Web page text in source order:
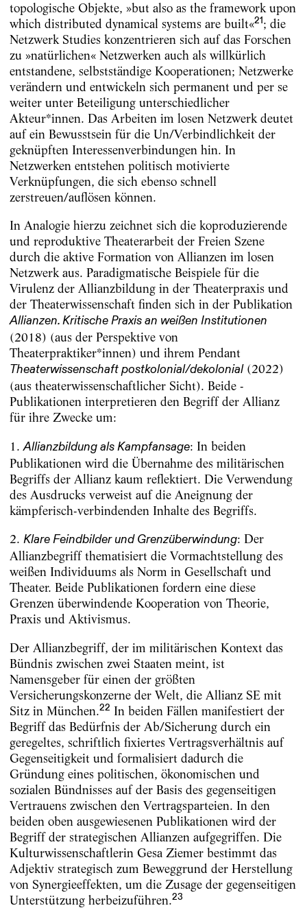
topologische Objekte, »but also as the framework upon
which distributed dynamical systems are built«21; die
Netzwerk Studies konzentrieren sich auf das Forschen
zu »natürlichen« Netzwerken auch als willkürlich
entstandene, selbstständige Kooperationen; Netzwerke
verändern und entwickeln sich permanent und per se
weiter unter Beteiligung unterschiedlicher
Akteur*innen. Das Arbeiten im losen Netzwerk deutet
auf ein Bewusstsein für die Un/Verbindlichkeit der
geknüpften Interessenverbindungen hin. In
Netzwerken entstehen politisch motivierte
Verknüpfungen, die sich ebenso schnell
zerstreuen/auflösen können.
In Analogie hierzu zeichnet sich die koproduzierende
und reproduktive Theaterarbeit der Freien Szene
durch die aktive Formation von Allianzen im losen
Netzwerk aus. Paradigmatische Beispiele für die
Virulenz der Allianzbildung in der Theaterpraxis und
der Theaterwissenschaft finden sich in der Publikation
Allianzen. Kritische Praxis an weißen Institutionen
(2018) (aus der Perspektive von
Theaterpraktiker*innen) und ihrem Pendant
Theaterwissenschaft postkolonial/dekolonial(2022)
(aus theaterwissenschaftlicher Sicht). Beide ­
Publikationen interpretieren den Begriff der Allianz
für ihre Zwecke um:
1. Allianzbildung als Kampfansage: In beiden
Publikationen wird die Übernahme des militärischen
Begriffs der Allianz kaum reflektiert. Die Verwendung
des Ausdrucks verweist auf die Aneignung der
kämpferisch-verbindenden Inhalte des Begriffs.
2. Klare Feindbilder und Grenzüberwindung: Der
Allianzbegriff thematisiert die Vormachtstellung des
weißen Individuums als Norm in Gesellschaft und
Theater. Beide Publikationen fordern eine diese
Grenzen überwindende Kooperation von Theorie,
Praxis und Aktivismus.
Der Allianzbegriff, der im militärischen Kontext das
Bündnis zwischen zwei Staaten meint, ist
Namensgeber für einen der größten
Versicherungskonzerne der Welt, die Allianz SE mit
Sitz in München.22 In beiden Fällen manifestiert der
Begriff das Bedürfnis der Ab/Sicherung durch ein
geregeltes, schriftlich fixiertes Vertragsverhältnis auf
Gegenseitigkeit und formalisiert dadurch die
Gründung eines politischen, ökonomischen und
sozialen Bündnisses auf der Basis des gegenseitigen
Vertrauens zwischen den Vertragsparteien. In den
beiden oben ausgewiesenen Publikationen wird der
Begriff der strategischen Allianzen aufgegriffen. Die
Kulturwissenschaftlerin Gesa Ziemer bestimmt das
Adjektiv strategisch zum Beweggrund der Herstellung
von Synergieeffekten, um die Zusage der gegenseitigen
Unterstützung herbeizuführen.23